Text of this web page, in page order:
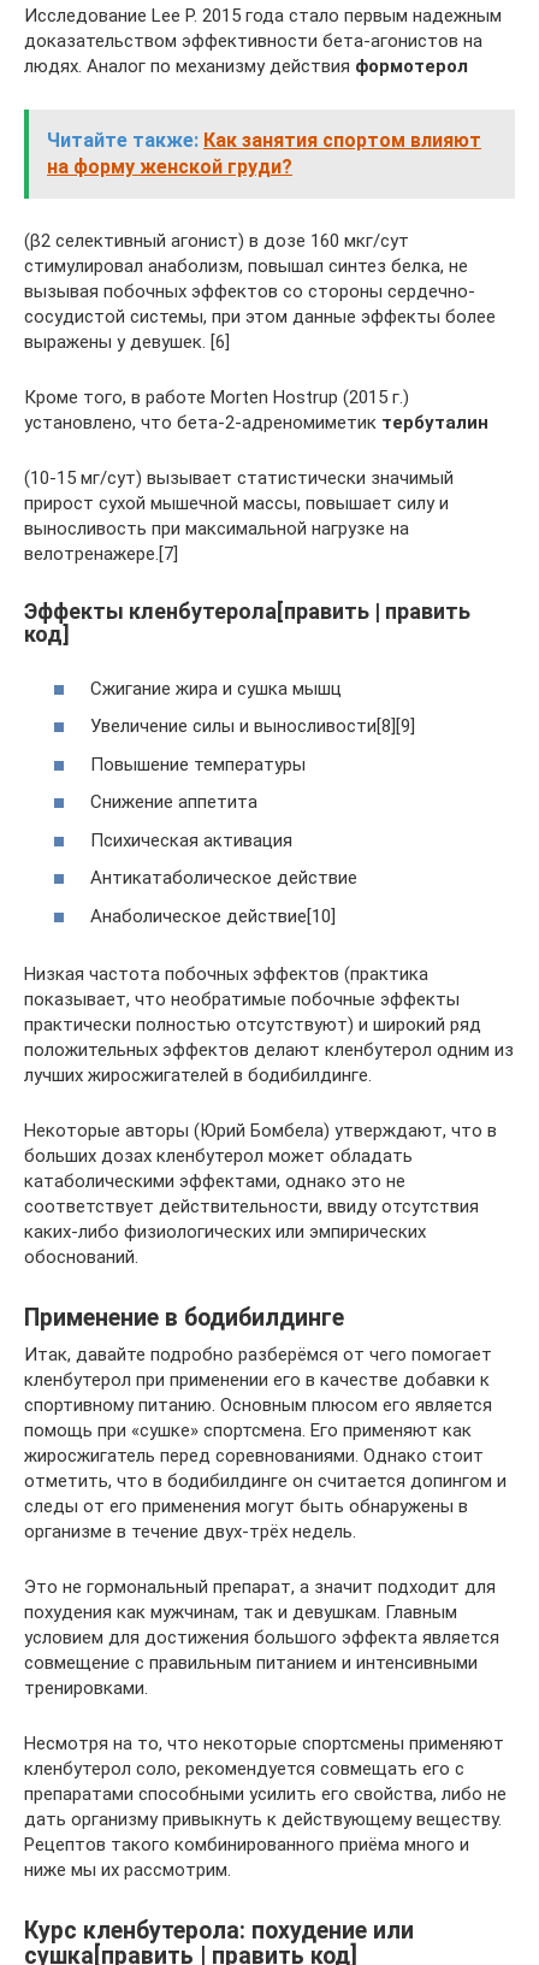
Исследование Lee P. 2015 года стало первым надежным
доказательством эффективности бета-агонистов на
людях. Аналог по механизму действия формотерол
Читайте также: Как занятия спортом влияют
на форму женской груди?
(β2 селективный агонист) в дозе 160 мкг/сут
стимулировал анаболизм, повышал синтез белка, не
вызывая побочных эффектов со стороны сердечно-
сосудистой системы, при этом данные эффекты более
выражены у девушек. [6]
Кроме того, в работе Morten Hostrup (2015 г.)
установлено, что бета-2-адреномиметик тербуталин
(10-15 мг/сут) вызывает статистически значимый
прирост сухой мышечной массы, повышает силу и
выносливость при максимальной нагрузке на
велотренажере.[7]
Эффекты кленбутерола[править | править
код]
Сжигание жира и сушка мышц
Увеличение силы и выносливости[8][9]
Повышение температуры
Снижение аппетита
Психическая активация
Антикатаболическое действие
Анаболическое действие[10]
Низкая частота побочных эффектов (практика
показывает, что необратимые побочные эффекты
практически полностью отсутствуют) и широкий ряд
положительных эффектов делают кленбутерол одним из
лучших жиросжигателей в бодибилдинге.
Некоторые авторы (Юрий Бомбела) утверждают, что в
больших дозах кленбутерол может обладать
катаболическими эффектами, однако это не
соответствует действительности, ввиду отсутствия
каких-либо физиологических или эмпирических
обоснований.
Применение в бодибилдинге
Итак, давайте подробно разберёмся от чего помогает
кленбутерол при применении его в качестве добавки к
спортивному питанию. Основным плюсом его является
помощь при «сушке» спортсмена. Его применяют как
жиросжигатель перед соревнованиями. Однако стоит
отметить, что в бодибилдинге он считается допингом и
следы от его применения могут быть обнаружены в
организме в течение двух-трёх недель.
Это не гормональный препарат, а значит подходит для
похудения как мужчинам, так и девушкам. Главным
условием для достижения большого эффекта является
совмещение с правильным питанием и интенсивными
тренировками.
Несмотря на то, что некоторые спортсмены применяют
кленбутерол соло, рекомендуется совмещать его с
препаратами способными усилить его свойства, либо не
дать организму привыкнуть к действующему веществу.
Рецептов такого комбинированного приёма много и
ниже мы их рассмотрим.
Курс кленбутерола: похудение или
сушка[править | править код]